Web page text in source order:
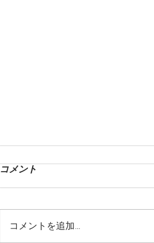
コメント
コメントを追加…